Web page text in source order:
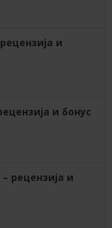
и
и бонус
рецензија и